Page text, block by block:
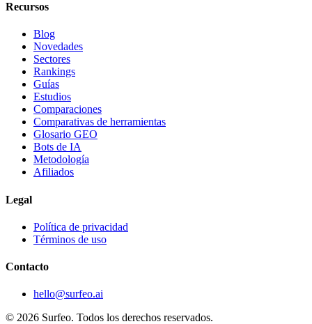
Recursos
Blog
Novedades
Sectores
Rankings
Guías
Estudios
Comparaciones
Comparativas de herramientas
Glosario GEO
Bots de IA
Metodología
Afiliados
Legal
Política de privacidad
Términos de uso
Contacto
hello@surfeo.ai
© 2026 Surfeo. Todos los derechos reservados.